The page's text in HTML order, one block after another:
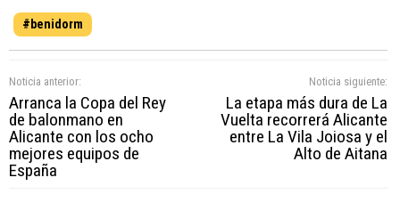
#benidorm
Noticia anterior:
Arranca la Copa del Rey
de balonmano en
Alicante con los ocho
mejores equipos de
España
Noticia siguiente:
La etapa más dura de La
Vuelta recorrerá Alicante
entre La Vila Joiosa y el
Alto de Aitana